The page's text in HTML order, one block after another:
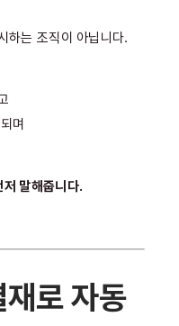
하는 조직이 아닙니다.
며
저 말해줍니다.
로 자동